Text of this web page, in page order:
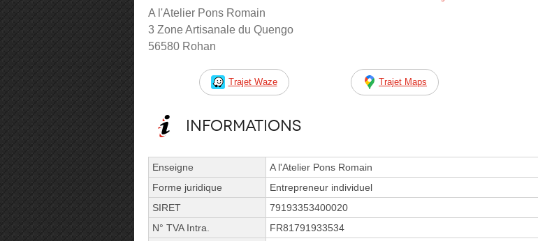
A l'Atelier Pons Romain
3 Zone Artisanale du Quengo
56580 Rohan
Trajet Waze Trajet Maps
Informations
Enseigne
A l'Atelier Pons Romain
Forme juridique
Entrepreneur individuel
SIRET
79193353400020
N° TVA Intra.
FR81791933534